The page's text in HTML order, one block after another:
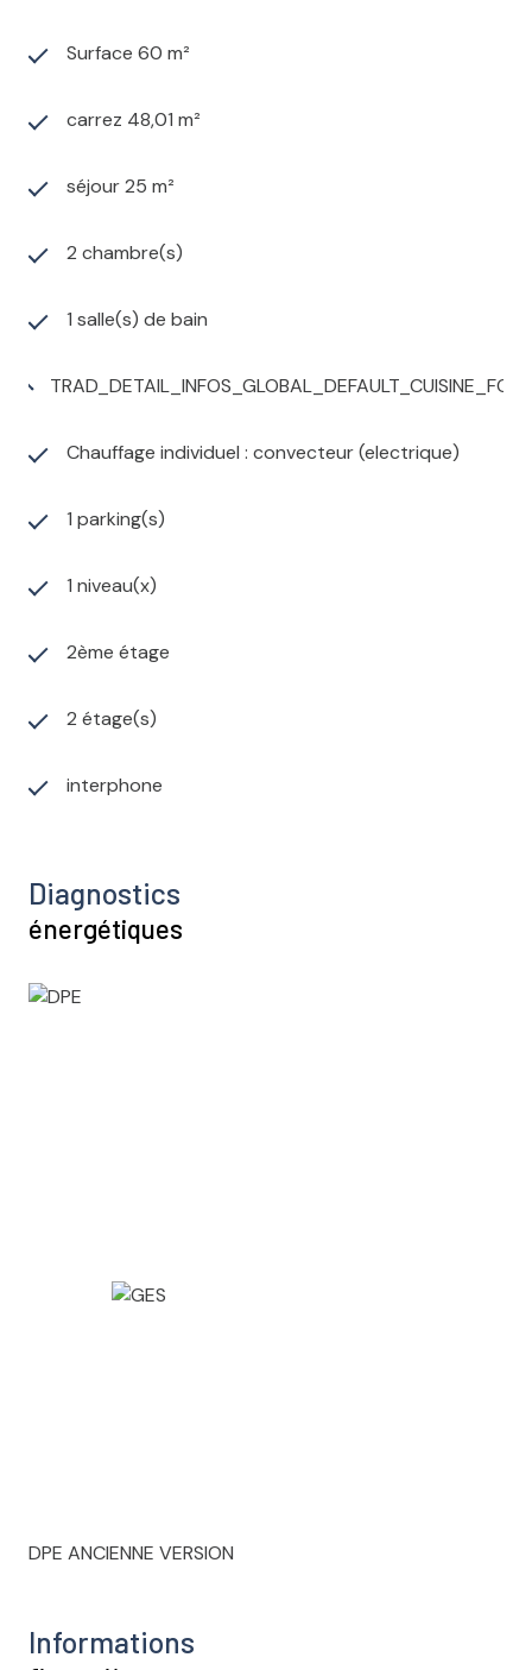
Surface 60 m²
carrez 48,01 m²
séjour 25 m²
2 chambre(s)
1 salle(s) de bain
Chauffage individuel : convecteur (electrique)
1 parking(s)
1 niveau(x)
2ème étage
2 étage(s)
interphone
Diagnostics
énergétiques
DPE ANCIENNE VERSION
Informations